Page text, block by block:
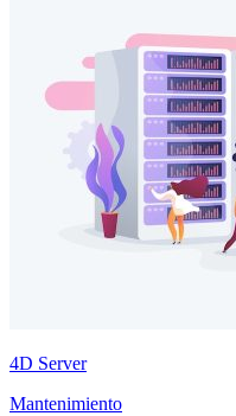
4D Server
Mantenimiento